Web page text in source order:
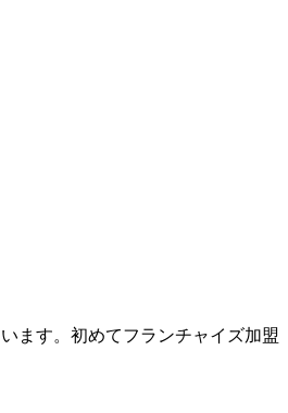
ます。初めてフランチャイズ加盟